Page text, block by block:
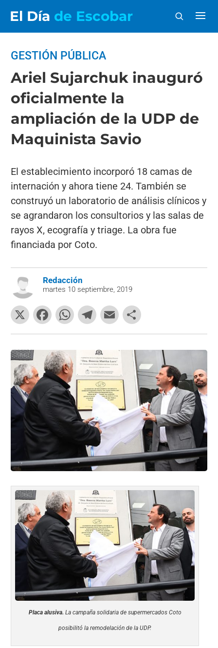
El Día de Escobar
GESTIÓN PÚBLICA
Ariel Sujarchuk inauguró
oficialmente la
ampliación de la UDP de
Maquinista Savio
El establecimiento incorporó 18 camas de
internación y ahora tiene 24. También se
construyó un laboratorio de análisis clínicos y
se agrandaron los consultorios y las salas de
rayos X, ecografía y triage. La obra fue
financiada por Coto.
Redacción
martes 10 septiembre, 2019
X
F
a
c
e
b
o
o
k
W
h
at
s
A
p
p
T
el
e
gr
a
m
E
m
ai
o
m
p
ar
tir
Placa alusiva. La campaña solidaria de supermercados Coto
posibilitó la remodelación de la UDP.